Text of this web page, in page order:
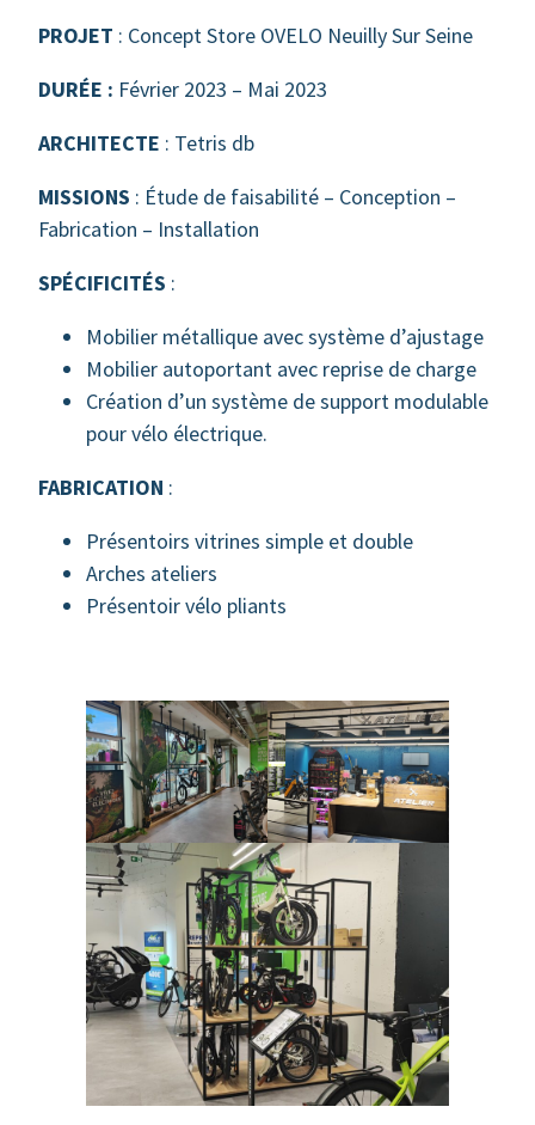
PROJET : Concept Store OVELO Neuilly Sur Seine
DURÉE : Février 2023 – Mai 2023
ARCHITECTE : Tetris db
MISSIONS : Étude de faisabilité – Conception –
Fabrication – Installation
SPÉCIFICITÉS :
Mobilier métallique avec système d’ajustage
Mobilier autoportant avec reprise de charge
Création d’un système de support modulable
pour vélo électrique.
FABRICATION :
Présentoirs vitrines simple et double
Arches ateliers
Présentoir vélo pliants